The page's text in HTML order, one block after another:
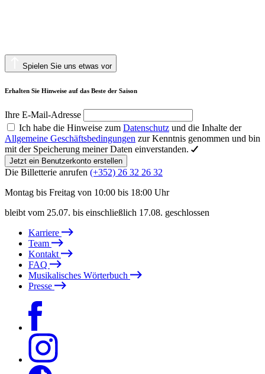
Spielen Sie uns etwas vor
Erhalten Sie Hinweise auf das Beste der Saison
Ihre E-Mail-Adresse
Ich habe die Hinweise zum Datenschutz und die Inhalte der
Allgemeine Geschäftsbedingungen zur Kenntnis genommen und bin
mit der Speicherung meiner Daten einverstanden.
Jetzt ein Benutzerkonto erstellen
Die Billetterie anrufen (+352) 26 32 26 32
Montag bis Freitag von 10:00 bis 18:00 Uhr
bleibt vom 25.07. bis einschließlich 17.08. geschlossen
Karriere
Team
Kontakt
FAQ
Musikalisches Wörterbuch
Presse